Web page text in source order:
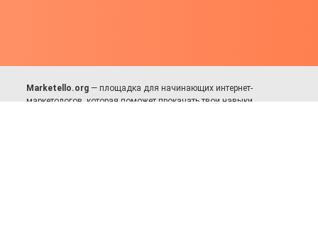
Marketello.org — площадка для начинающих интернет-
маркетологов, которая поможет прокачать твои навыки.